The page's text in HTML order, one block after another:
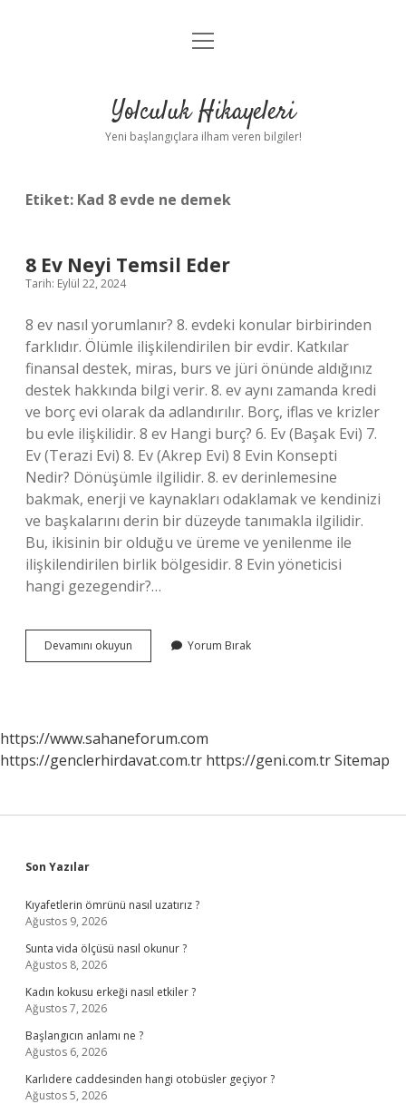
Anasayfa
Yasal Uyarı
menüyü
Yolculuk Hikayeleri
Yeni başlangıçlara ilham veren bilgiler!
Etiket: Kad 8 evde ne demek
8 Ev Neyi Temsil Eder
Tarih: Eylül 22, 2024
8 ev nasıl yorumlanır? 8. evdeki konular birbirinden
farklıdır. Ölümle ilişkilendirilen bir evdir. Katkılar
finansal destek, miras, burs ve jüri önünde aldığınız
destek hakkında bilgi verir. 8. ev aynı zamanda kredi
ve borç evi olarak da adlandırılır. Borç, iflas ve krizler
bu evle ilişkilidir. 8 ev Hangi burç? 6. Ev (Başak Evi) 7.
Ev (Terazi Evi) 8. Ev (Akrep Evi) 8 Evin Konsepti
Nedir? Dönüşümle ilgilidir. 8. ev derinlemesine
bakmak, enerji ve kaynakları odaklamak ve kendinizi
ve başkalarını derin bir düzeyde tanımakla ilgilidir.
Bu, ikisinin bir olduğu ve üreme ve yenilenme ile
ilişkilendirilen birlik bölgesidir. 8 Evin yöneticisi
hangi gezegendir?…
Devamını okuyun
Ev
Yorum Bırak
https://www.sahaneforum.com
https://genclerhirdavat.com.tr https://geni.com.trSitemap
Sidebar
Son Yazılar
Kıyafetlerin ömrünü nasıl uzatırız ?
Ağustos 9, 2026
Sunta vida ölçüsü nasıl okunur ?
Ağustos 8, 2026
Kadın kokusu erkeği nasıl etkiler ?
Ağustos 7, 2026
Başlangıcın anlamı ne ?
Ağustos 6, 2026
Karlıdere caddesinden hangi otobüsler geçiyor ?
Ağustos 5, 2026